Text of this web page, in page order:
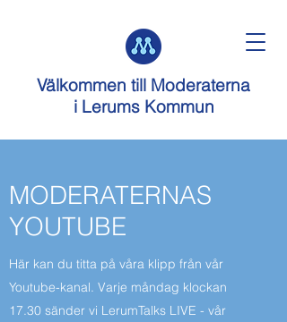
Välkommen till Moderaterna
i Lerums Kommun
MODERATERNAS
YOUTUBE
Här kan du titta på våra klipp från vår
Youtube-kanal. Varje måndag klockan
17.30 sänder vi LerumTalks LIVE - vår